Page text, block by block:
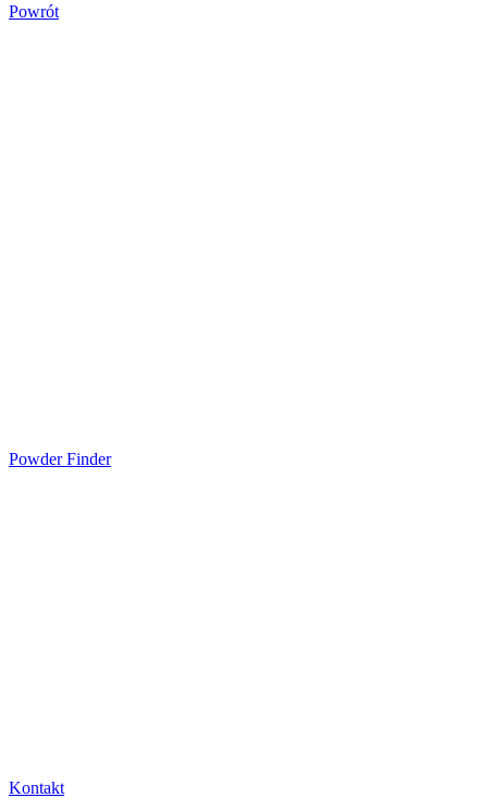
Powrót
Powder Finder
Kontakt